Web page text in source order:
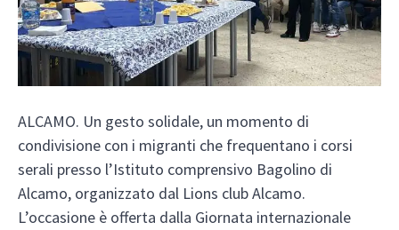
ALCAMO. Un gesto solidale, un momento di
condivisione con i migranti che frequentano i corsi
serali presso l’Istituto comprensivo Bagolino di
Alcamo, organizzato dal Lions club Alcamo.
L’occasione è offerta dalla Giornata internazionale